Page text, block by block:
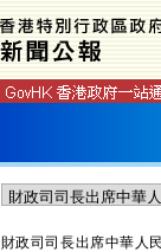
財政司司長出席中華人